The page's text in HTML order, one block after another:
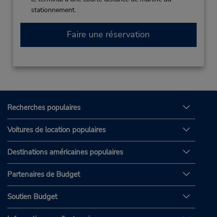
stationnement.
Faire une réservation
Recherches populaires
Voitures de location populaires
Destinations américaines populaires
Partenaires de Budget
Soutien Budget